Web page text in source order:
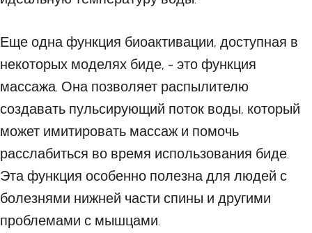
Еще одна функция биоактивации, доступная в
некоторых моделях биде, - это функция
массажа. Она позволяет распылителю
создавать пульсирующий поток воды, который
может имитировать массаж и помочь
расслабиться во время использования биде.
Эта функция особенно полезна для людей с
болезнями нижней части спины и другими
проблемами с мышцами.